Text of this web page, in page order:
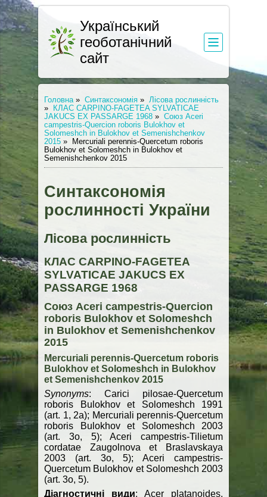
Український
геоботанічний
сайт
Головна » Синтаксономія » Лісова рослинність
»
КЛАС CARPINO-FAGETEA SYLVATICAE
JAKUCS EX PASSARGE 1968 » Союз Aceri
campestris-Quercion roboris Bulokhov et
Solomeshch in Bulokhov et Semenishchenkov
2015 »
Mercuriali perennis-Quercetum roboris
Bulokhov et Solomeshch in Bulokhov et
Semenishchenkov 2015
Синтаксономія
рослинності України
Лісова рослинність
КЛАС CARPINO-FAGETEA
SYLVATICAE JAKUCS EX
PASSARGE 1968
Союз Aceri campestris-Quercion
roboris Bulokhov et Solomeshch
in Bulokhov et Semenishchenkov
2015
Mercuriali perennis-Quercetum roboris
Bulokhov et Solomeshch in Bulokhov
et Semenishchenkov 2015
Synonyms: Carici pilosae-Quercetum
roboris Bulokhov et Solomeshch 1991
(art. 1, 2a); Mercurialі perennis-Quercetum
roboris Bulokhov et Solomeshch 2003
(art. 3o, 5); Aceri campestris-Tilietum
cordatae Zaugolnova et Braslavskaya
2003 (art. 3o, 5); Aceri campestris-
Quercetum Bulokhov et Solomeshch 2003
(art. 3o, 5).
Діагностичні види: Acer platanoides,